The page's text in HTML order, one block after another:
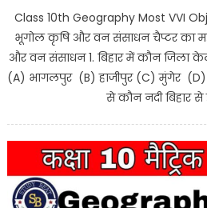
Class 10th Geography Most VVI
भूगोल कृषि और वन संसाधन चैप्टर का
और वन संसाधन 1. बिहार में कौन जिला
(A) भागलपुर (B) हाजीपुर (C) मुंगेर (D)
से कौन नदी बिहार